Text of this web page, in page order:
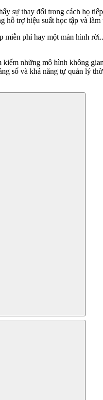
sự thay đổi trong cách họ
hỗ trợ hiệu suất học tập và làm
miễn phí hay một màn hình
những mô hình không
số và khả năng tự quản lý